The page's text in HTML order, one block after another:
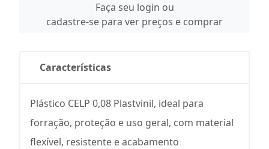
Faça seu login ou
cadastre-se para ver preços e comprar
Características
Plástico CELP 0,08 Plastvinil, ideal para
forração, proteção e uso geral, com material
flexível, resistente e acabamento